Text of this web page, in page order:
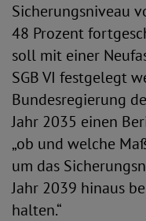
Sicherungsniveau
48 Prozent
soll mit einer
SGB VI festgelegt
Bundesregierung
Jahr 2035 einen
„ob und welche
um das
Jahr 2039 hinaus
halten.“